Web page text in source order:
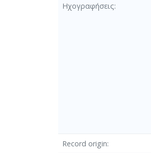
Ηχογραφήσεις
Record origin